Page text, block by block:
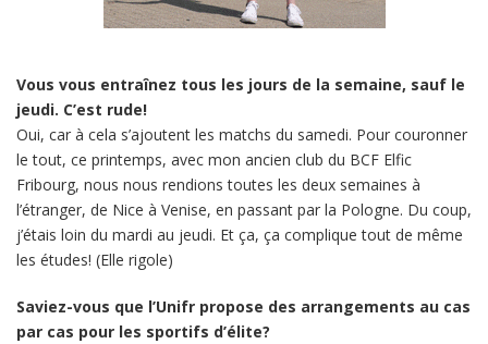
Vous vous entraînez tous les jours de la semaine, sauf le
jeudi. C’est rude!
Oui, car à cela s’ajoutent les matchs du samedi. Pour couronner
le tout, ce printemps, avec mon ancien club du BCF Elfic
Fribourg, nous nous rendions toutes les deux semaines à
l’étranger, de Nice à Venise, en passant par la Pologne. Du coup,
j’étais loin du mardi au jeudi. Et ça, ça complique tout de même
les études! (Elle rigole)
Saviez-vous que l’Unifr propose des arrangements au cas
par cas pour les sportifs d’élite?